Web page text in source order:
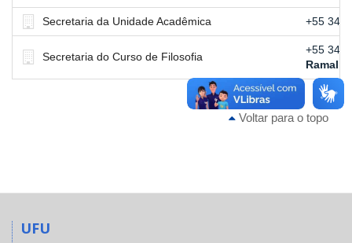
Secretaria da Unidade Acadêmica +55 34
Secretaria do Curso de Filosofia
+55 34
Ramal:
Voltar para o topo
UFU